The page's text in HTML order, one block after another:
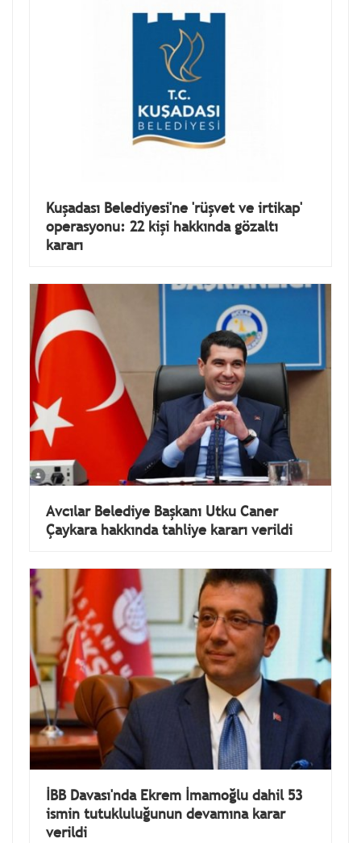
Kuşadası Belediyesi'ne 'rüşvet ve irtikap'
operasyonu: 22 kişi hakkında gözaltı
kararı
Avcılar Belediye Başkanı Utku Caner
Çaykara hakkında tahliye kararı verildi
İBB Davası'nda Ekrem İmamoğlu dahil 53
ismin tutukluluğunun devamına karar
verildi